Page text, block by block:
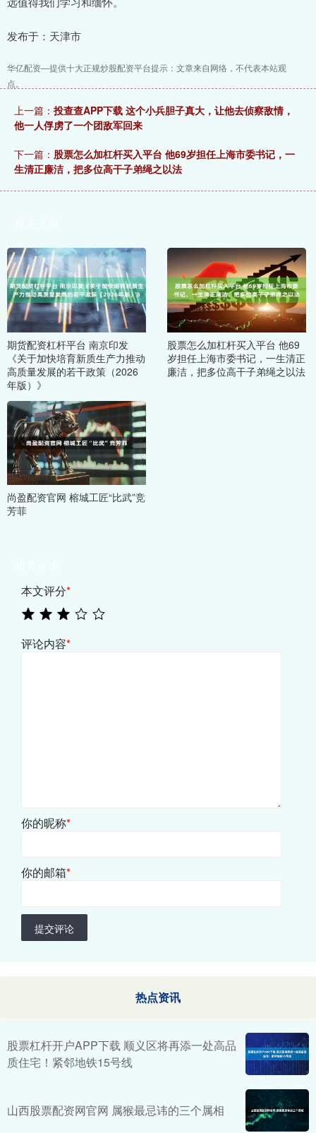
发布于：天津市
华亿配资—提供十大正规炒股配资平台提示：文章来自网络，不代表本站观
点。
上一篇： 投查查APP下载 这个小兵胆子真大，让他去侦察敌情，
他一人俘虏了一个团敌军回来
下一篇： 股票怎么加杠杆买入平台 他69岁担任上海市委书记，一
生清正廉洁，把多位高干子弟绳之以法
期货配资杠杆平台 南京印发
《关于加快培育新质生产力推动
高质量发展的若干政策（2026
年版）》
股票怎么加杠杆买入平台 他69
岁担任上海市委书记，一生清正
廉洁，把多位高干子弟绳之以法
尚盈配资官网 榕城工匠“比武”竞
芳菲
本文评分*
评论内容*
你的昵称*
你的邮箱*
提交评论
热点资讯
股票杠杆开户APP下载 顺义区将再添一处高品
质住宅！紧邻地铁15号线
山西股票配资网官网 属猴最忌讳的三个属相